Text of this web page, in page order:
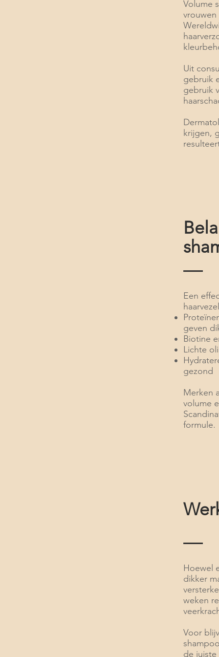
Volume
Uit
gebruik
gebruik
krijgen,
Een
geven
Biotine
Lichte
gezond
Merken
volume
formule.
Hoewel
dikker
weken
Voor
de